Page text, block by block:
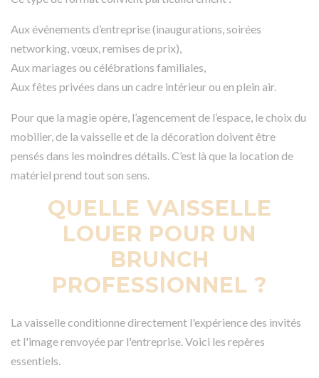
Aux événements d’entreprise (inaugurations, soirées
networking, vœux, remises de prix),
Aux mariages ou célébrations familiales,
Aux fêtes privées dans un cadre intérieur ou en plein air.
Pour que la magie opère, l’agencement de l’espace, le choix du
mobilier, de la vaisselle et de la décoration doivent être
pensés dans les moindres détails. C’est là que la location de
matériel prend tout son sens.
QUELLE VAISSELLE
LOUER POUR UN
BRUNCH
PROFESSIONNEL ?
La vaisselle conditionne directement l'expérience des invités
et l'image renvoyée par l'entreprise. Voici les repères
essentiels.